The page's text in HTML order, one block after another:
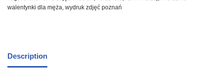
walentynki dla męża wydruk zdjęć poznań
Description